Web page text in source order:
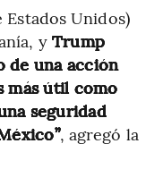
Unidos)
y Trump
de una acción
más útil como
seguridad
, agregó la